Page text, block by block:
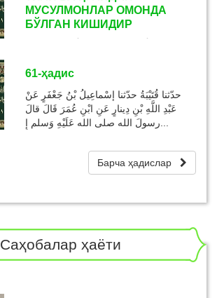
МУСУЛМОНЛАР ОМОНДА
БЎЛГАН КИШИДИР
61-ҳадис
حدّثنا قُتَيْبَةُ حدّثنا إسْماعِيلُ بْنُ جَعْفَرٍ عَنْ
عَبْدِ اللَّهِ بْنِ دِينارٍ عَنِ ابْنِ عُمَرَ قَالَ قالَ
Барча ҳадислар
Саҳобалар ҳаёти